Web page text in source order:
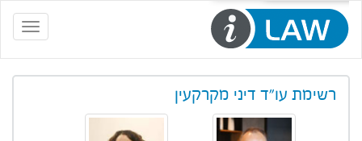
Toggle
navigation
רשימת עו"ד דיני מקרקעין